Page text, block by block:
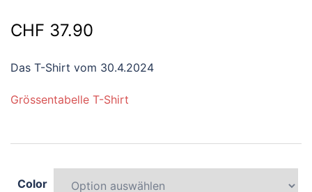
CHF 37.90
Das T-Shirt vom 30.4.2024
Grössentabelle T-Shirt
Color